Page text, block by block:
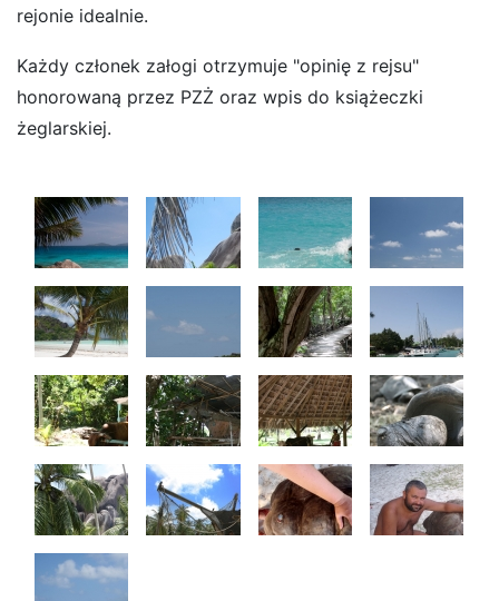
rejonie idealnie.
Każdy członek załogi otrzymuje "opinię z rejsu"
honorowaną przez PZŻ oraz wpis do książeczki
żeglarskiej.